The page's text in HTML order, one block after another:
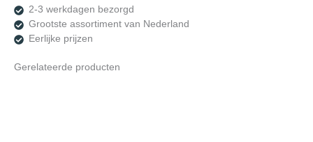
2-3 werkdagen bezorgd
Grootste assortiment van Nederland
Eerlijke prijzen
Gerelateerde producten